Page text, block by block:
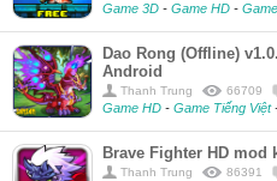
Game 3D - Game HD -
Dao Rong (Offline)
Android
Thanh Trung 66709
Game HD - Game Tiếng Việt
Brave Fighter HD
Thanh Trung 86391